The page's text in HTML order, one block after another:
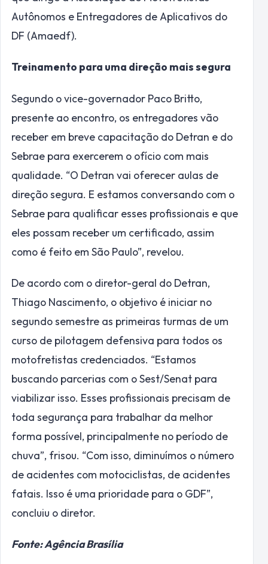
Autônomos e Entregadores de Aplicativos do
DF (Amaedf).
Treinamento para uma direção mais segura
Segundo o vice-governador Paco Britto,
presente ao encontro, os entregadores vão
receber em breve capacitação do Detran e do
Sebrae para exercerem o ofício com mais
qualidade. “O Detran vai oferecer aulas de
direção segura. E estamos conversando com o
Sebrae para qualificar esses profissionais e que
eles possam receber um certificado, assim
como é feito em São Paulo”, revelou.
De acordo com o diretor-geral do Detran,
Thiago Nascimento, o objetivo é iniciar no
segundo semestre as primeiras turmas de um
curso de pilotagem defensiva para todos os
motofretistas credenciados. “Estamos
buscando parcerias com o Sest/Senat para
viabilizar isso. Esses profissionais precisam de
toda segurança para trabalhar da melhor
forma possível, principalmente no período de
chuva”, frisou. “Com isso, diminuímos o número
de acidentes com motociclistas, de acidentes
fatais. Isso é uma prioridade para o GDF”,
concluiu o diretor.
Fonte: Agência Brasília